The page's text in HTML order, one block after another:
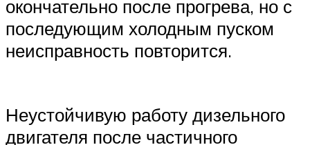
окончательно после прогрева, но с
последующим холодным пуском
неисправность повторится.
Неустойчивую работу дизельного
двигателя после частичного